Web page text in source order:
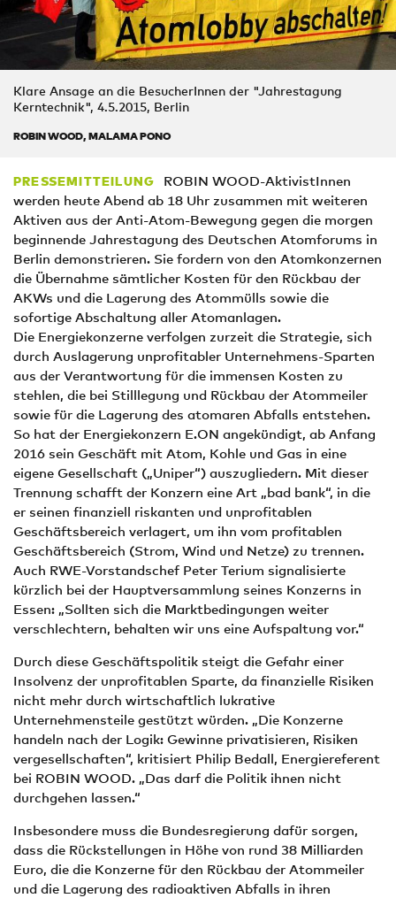
Klare Ansage an die BesucherInnen der "Jahrestagung
Kerntechnik", 4.5.2015, Berlin
ROBIN WOOD, MALAMA PONO
PRESSEMITTEILUNG
ROBIN WOOD-AktivistInnen
werden heute Abend ab 18 Uhr zusammen mit weiteren
Aktiven aus der Anti-Atom-Bewegung gegen die morgen
beginnende Jahrestagung des Deutschen Atomforums in
Berlin demonstrieren. Sie fordern von den Atomkonzernen
die Übernahme sämtlicher Kosten für den Rückbau der
AKWs und die Lagerung des Atommülls sowie die
sofortige Abschaltung aller Atomanlagen.
Die Energiekonzerne verfolgen zurzeit die Strategie, sich
durch Auslagerung unprofitabler Unternehmens-Sparten
aus der Verantwortung für die immensen Kosten zu
stehlen, die bei Stilllegung und Rückbau der Atommeiler
sowie für die Lagerung des atomaren Abfalls entstehen.
So hat der Energiekonzern E.ON angekündigt, ab Anfang
2016 sein Geschäft mit Atom, Kohle und Gas in eine
eigene Gesellschaft („Uniper“) auszugliedern. Mit dieser
Trennung schafft der Konzern eine Art „bad bank“, in die
er seinen finanziell riskanten und unprofitablen
Geschäftsbereich verlagert, um ihn vom profitablen
Geschäftsbereich (Strom, Wind und Netze) zu trennen.
Auch RWE-Vorstandschef Peter Terium signalisierte
kürzlich bei der Hauptversammlung seines Konzerns in
Essen: „Sollten sich die Marktbedingungen weiter
verschlechtern, behalten wir uns eine Aufspaltung vor.“
Durch diese Geschäftspolitik steigt die Gefahr einer
Insolvenz der unprofitablen Sparte, da finanzielle Risiken
nicht mehr durch wirtschaftlich lukrative
Unternehmensteile gestützt würden. „Die Konzerne
handeln nach der Logik: Gewinne privatisieren, Risiken
vergesellschaften“, kritisiert Philip Bedall, Energiereferent
bei ROBIN WOOD. „Das darf die Politik ihnen nicht
durchgehen lassen.“
Insbesondere muss die Bundesregierung dafür sorgen,
dass die Rückstellungen in Höhe von rund 38 Milliarden
Euro, die die Konzerne für den Rückbau der Atommeiler
und die Lagerung des radioaktiven Abfalls in ihren